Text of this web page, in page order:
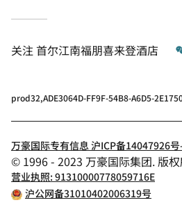
关注首尔江南福朋喜来登酒店
prod32,ADE3064D-FF9F-54B8-A6D5-
万豪国际专有信息 沪ICP备14047926
© 1996 - 2023 万豪国际集团. 版
营业执照: 91310000778059716E
沪公网备31010402006319号